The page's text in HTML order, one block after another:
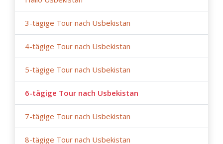
Straßenabschnitten, behördliche Beschränkungen).
3-tägige Tour nach Usbekistan
4-tägige Tour nach Usbekistan
5-tägige Tour nach Usbekistan
6-tägige Tour nach Usbekistan
7-tägige Tour nach Usbekistan
8-tägige Tour nach Usbekistan